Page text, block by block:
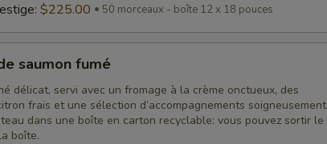
$225.00 50 morceaux - boîte 12 x 18 pouces
saumon fumé
délicat, servi avec un fromage à la crème onctueux, des
frais et une sélection d’accompagnements soigneusement
dans une boîte en carton recyclable: vous pouvez sortir le
boîte.